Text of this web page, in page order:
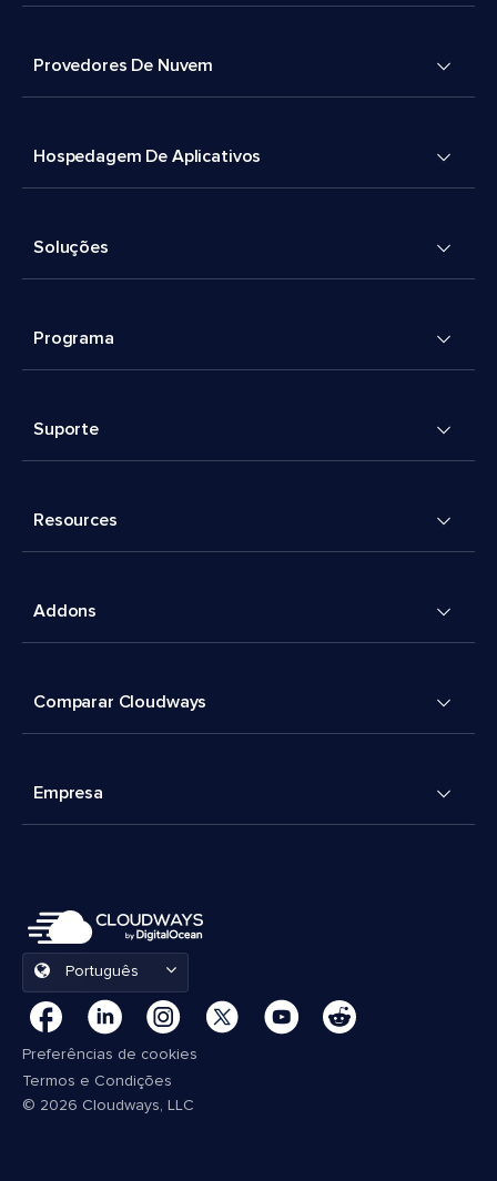
Provedores De Nuvem
Hospedagem De Aplicativos
Soluções
Programa
Suporte
Resources
Addons
Comparar Cloudways
Empresa
Português
Preferências de cookies
Termos e Condições
© 2026 Cloudways, LLC